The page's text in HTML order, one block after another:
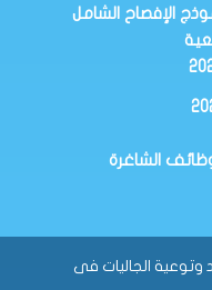
الإفصاح الشامل
الشاغرة
وتوعية الجاليات فى